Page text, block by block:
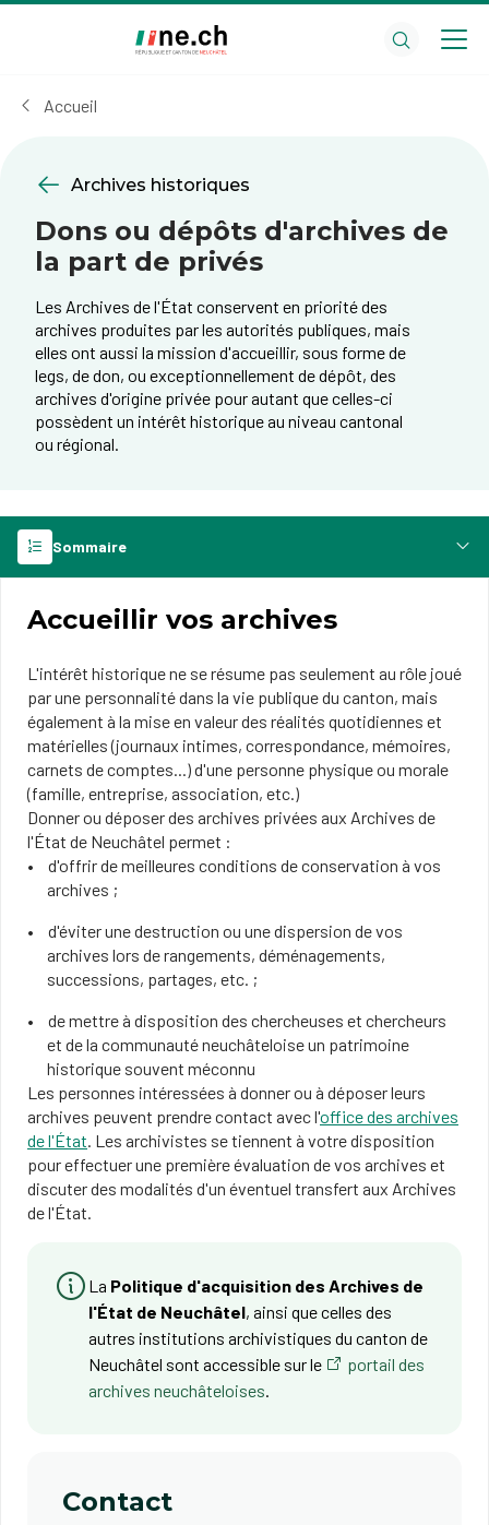
cookies
Accueil
Archives historiques
Dons ou dépôts d'archives de
la part de privés
​Les Archives de l'État conservent en priorité des
archives produites par les autorités publiques, mais
elles ont aussi la mission d'accueillir, sous forme de
legs, de don, ou exceptionnellement de dépôt, des
archives d'origine privée pour autant que celles-ci
possèdent un intérêt historique au niveau cantonal
ou régional.
Sommaire
Accueillir vos archives
L'intérêt historique ne se résume pas seulement au rôle joué
par une personnalité dans la vie publique du canton, mais
également à la mise en valeur des réalités quotidiennes et
matérielles (journaux intimes, correspondance, mémoires,
carnets de comptes...) d'une personne physique ou morale
(famille, entreprise, association, etc.)
Donner ou déposer des archives privées aux Archives de
l'État de Neuchâtel permet :
d'offrir de meilleures conditions de conservation à vos
archives ;
d'éviter une destruction ou une dispersion de vos
archives lors de rangements, déménagements,
successions, partages, etc. ;
de mettre à disposition des chercheuses et chercheurs
et de la communauté neuchâteloise un patrimoine
historique souvent méconnu
Les personnes intéressées à donner ou à déposer leurs
archives peuvent prendre contact avec l'office des archives
de l'État. Les archivistes se tiennent à votre disposition
pour effectuer une première évaluation de vos archives et
discuter des modalités d'un éventuel transfert aux Archives
de l'État.
La Politique d'acquisition des Archives de
l'État de Neuchâtel, ainsi que celles des
autres institutions archivistiques du canton de
Neuchâtel sont accessible sur le
portail des
archives neuchâteloises.
Contact